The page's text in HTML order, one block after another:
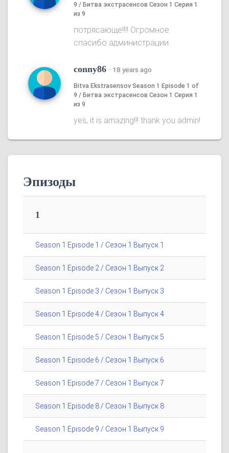
9 / Битва экстрасенсов Сезон 1 Серия 1
из 9
потрясающе!!!! Огромное
спасибо администрации.
conny86 · 18 years ago
Bitva Ekstrasensov Season 1 Episode 1 of
9 / Битва экстрасенсов Сезон 1 Серия 1
из 9
yes, it is amazing!!! thank you admin!
Эпизоды
1
Season 1 Episode 1 / Сезон 1 Выпуск 1
Season 1 Episode 2 / Сезон 1 Выпуск 2
Season 1 Episode 3 / Сезон 1 Выпуск 3
Season 1 Episode 4 / Сезон 1 Выпуск 4
Season 1 Episode 5 / Сезон 1 Выпуск 5
Season 1 Episode 6 / Сезон 1 Выпуск 6
Season 1 Episode 7 / Сезон 1 Выпуск 7
Season 1 Episode 8 / Сезон 1 Выпуск 8
Season 1 Episode 9 / Сезон 1 Выпуск 9